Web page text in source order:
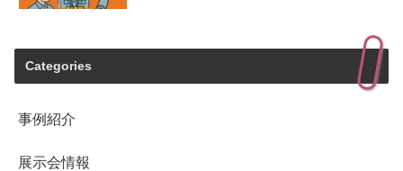
Categories
事例紹介
展示会情報